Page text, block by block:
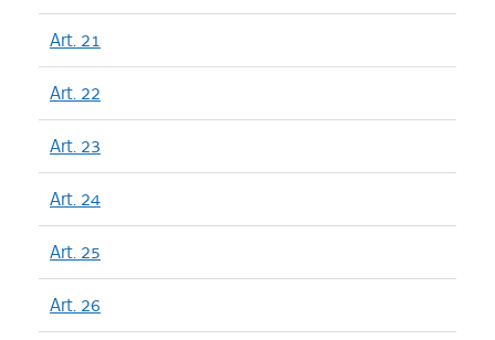
Art. 21
Art. 22
Art. 23
Art. 24
Art. 25
Art. 26